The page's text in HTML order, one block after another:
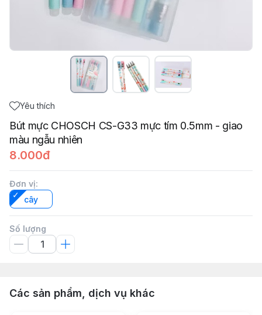
Yêu thích
Bút mực CHOSCH CS-G33 mực tím 0.5mm - giao
màu ngẫu nhiên
8.000đ
Đơn vị:
cây
Số lượng
Các sản phẩm, dịch vụ khác